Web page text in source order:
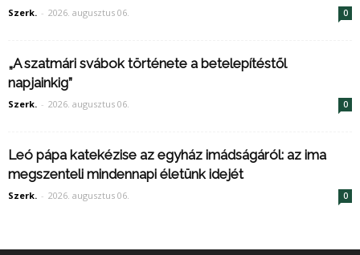
Szerk. - 2026. augusztus 06. 0
„A szatmári svábok története a betelepítéstől
napjainkig”
Szerk. - 2026. augusztus 06. 0
Leó pápa katekézise az egyház imádságáról: az ima
megszenteli mindennapi életünk idejét
Szerk. - 2026. augusztus 06. 0